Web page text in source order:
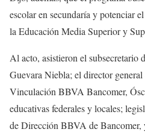
escolar en secundaría y potenciar
la Educación Media Superior y
Al acto, asistieron el subsecretario
Guevara Niebla; el director
Vinculación BBVA Bancomer,
educativas federales y locales;
de Dirección BBVA de Bancomer,